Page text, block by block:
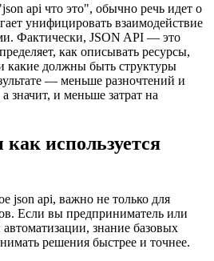
api что это", обычно речь идет о
унифицировать взаимодействие
Фактически, JSON API — это
как описывать ресурсы,
должны быть структуры
— меньше разночтений и
значит, и меньше затрат на
используется
json api, важно не только для
Если вы предприниматель или
знание базовых
решения быстрее и точнее.